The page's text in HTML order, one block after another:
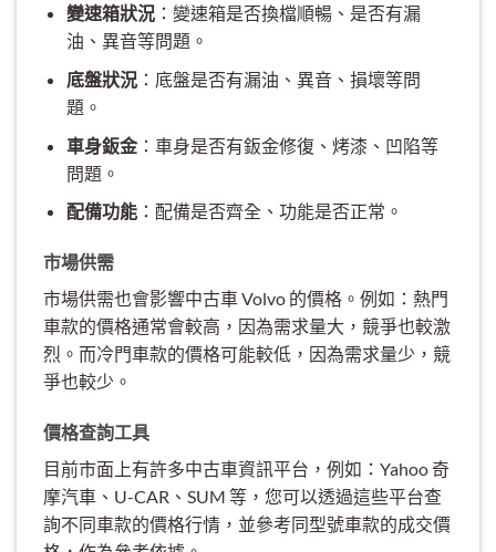
變速箱狀況：變速箱是否換檔順暢、是否有漏
油、異音等問題。
底盤狀況：底盤是否有漏油、異音、損壞等問
題。
車身鈑金：車身是否有鈑金修復、烤漆、凹陷等
問題。
配備功能：配備是否齊全、功能是否正常。
市場供需
市場供需也會影響中古車 Volvo 的價格。例如：熱門
車款的價格通常會較高，因為需求量大，競爭也較激
烈。而冷門車款的價格可能較低，因為需求量少，競
爭也較少。
價格查詢工具
目前市面上有許多中古車資訊平台，例如：Yahoo 奇
摩汽車、U-CAR、SUM 等，您可以透過這些平台查
詢不同車款的價格行情，並參考同型號車款的成交價